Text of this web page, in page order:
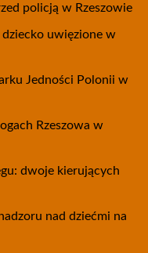
policją w Rzeszowie
uwięzione w
Jedności Polonii w
Rzeszowa w
dwoje kierujących
nad dziećmi na